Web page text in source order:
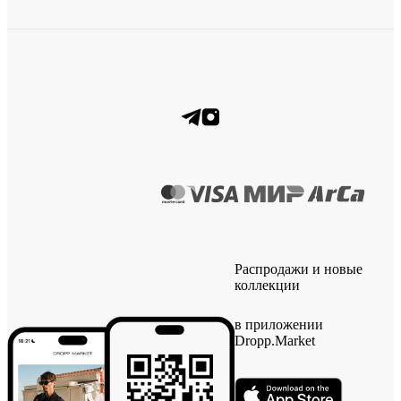
Распродажи и новые
коллекции
в приложении
Dropp.Market